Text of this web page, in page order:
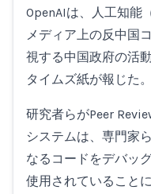
OpenAIは、人工知能
メディア上の反中国
視する中国政府の活
タイムズ紙が報じた。
研究者らがPeer
システムは、専門家
なるコードをデバッ
使用されていること